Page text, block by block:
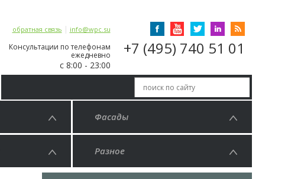
+7 (495) 740 51 01
обратная связь | info@wpc.su
Консультации по телефонам
ежедневно
с 8:00 - 23:00
Фасады
Разное